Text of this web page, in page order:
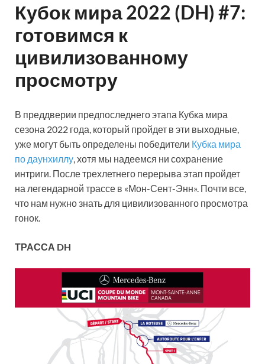
Кубок мира 2022 (DH) #7:
готовимся к
цивилизованному
просмотру
В преддверии предпоследнего этапа Кубка мира
сезона 2022 года, который пройдет в эти выходные,
уже могут быть определены победители Кубка мира
по даунхиллу, хотя мы надеемся ни сохранение
интриги. После трехлетнего перерыва этап пройдет
на легендарной трассе в «Мон-Сент-Энн». Почти все,
что нам нужно знать для цивилизованного просмотра
гонок.
ТРАССА DH